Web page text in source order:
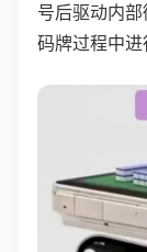
号后驱动内部
码牌过程中进